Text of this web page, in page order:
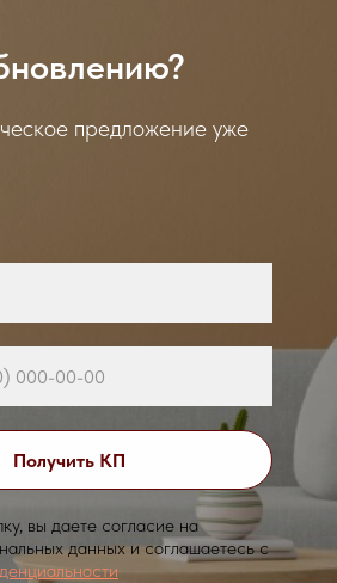
предложение уже
Получить КП
вы даете согласие на
данных и соглашаетесь c